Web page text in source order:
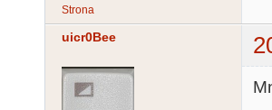
Strona
uicr0Bee